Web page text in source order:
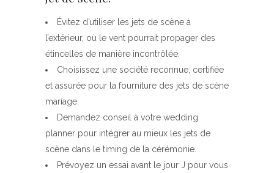
Évitez d’utiliser les jets de scène à
l’extérieur, où le vent pourrait propager des
étincelles de manière incontrôlée.
Choisissez une société reconnue, certifiée
et assurée pour la fourniture des jets de scène
mariage.
Demandez conseil à votre wedding
planner pour intégrer au mieux les jets de
scène dans le timing de la cérémonie.
Prévoyez un essai avant le jour J pour vous